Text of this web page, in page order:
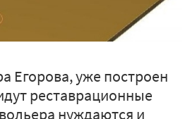
Егорова, уже построен
реставрационные
нуждаются и